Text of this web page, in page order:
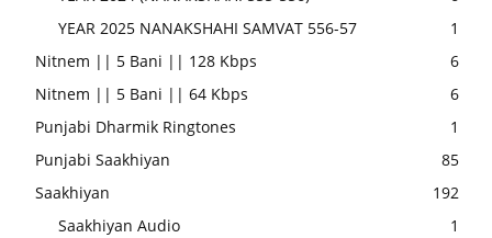
YEAR 2025 NANAKSHAHI SAMVAT 556-57
1
Nitnem || 5 Bani || 128 Kbps
6
Nitnem || 5 Bani || 64 Kbps
6
Punjabi Dharmik Ringtones
1
Punjabi Saakhiyan
85
Saakhiyan
192
Saakhiyan Audio
1